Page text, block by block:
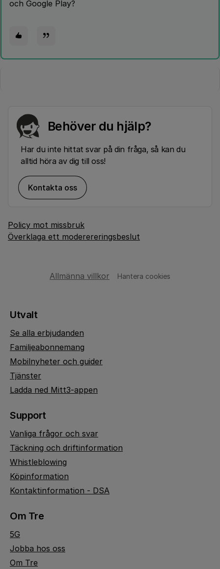
och Google Play?
Behöver du hjälp?
Har du inte hittat svar på din fråga, så kan du
alltid höra av dig till oss!
Kontakta oss
Policy mot missbruk
Överklaga ett moderereringsbeslut
Allmänna villkor Hantera cookies
Utvalt
Se alla erbjudanden
Familjeabonnemang
Mobilnyheter och guider
Tjänster
Ladda ned Mitt3-appen
Support
Vanliga frågor och svar
Täckning och driftinformation
Whistleblowing
Köpinformation
Kontaktinformation - DSA
Om Tre
5G
Jobba hos oss
Om Tre